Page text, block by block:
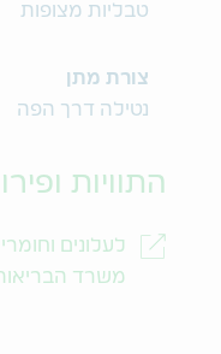
טבליות מצופות
צורת מתן
נטילה דרך הפה
התוויות
לעלונים
משרד